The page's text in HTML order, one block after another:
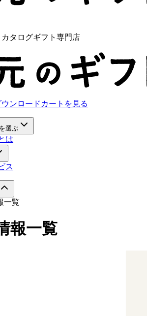
タログギフト専門店
ンロード カートを見る
選ぶ
は
ス
一覧
報一覧